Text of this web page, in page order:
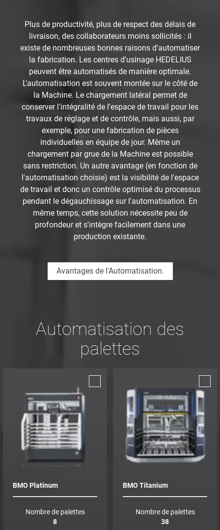
Plus de productivité, plus de respect des délais de
livraison, des collaborateurs moins sollicités : il
existe de nombreuses bonnes raisons d'automatiser
la fabrication. Les centres d'usinage HEDELIUS
peuvent être automatisés de manière optimale.
L'automatisation est souvent montée sur le côté de
la Machine. Le chargement latéral permet de
conserver l'intégralité de l'espace de travail pour les
travaux de réglage et de contrôle, mais aussi, par
exemple, pour une fabrication de pièces
individuelles en équipe de jour. Même un
chargement par grue de la Machine est possible
sans restriction. Un autre avantage (en fonction de
l'automatisation choisie) est la visibilité de l'espace
de travail et donc un contrôle optimisé du processus
pendant le dégauchissage sur l'automatisation. En
même temps, cette solution nécessite peu de
profondeur et s'intègre facilement dans une
production existante.
Avantages de l'Automatisation.
Automatisation des
palettes
BMO Platinum
Nombre de palettes
8
BMO Titanium
Nombre de palettes
38